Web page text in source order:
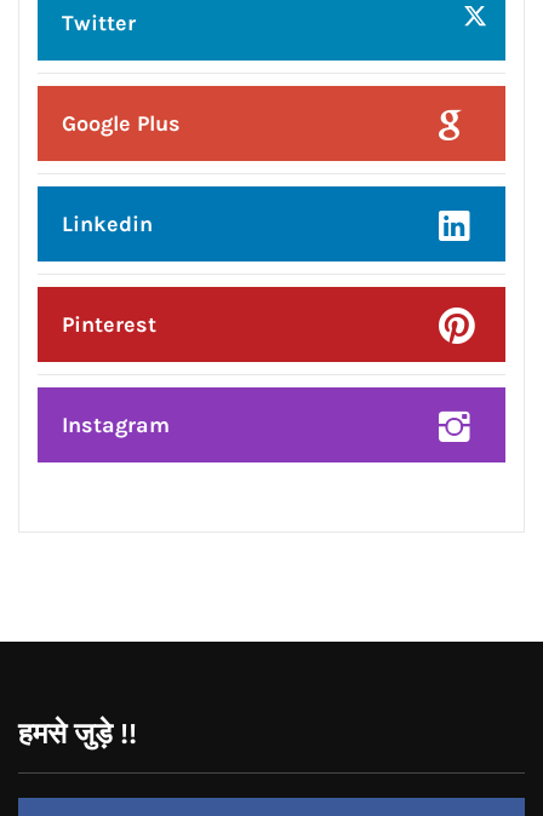
Posted On:6 Aug 2026
ਜਲੰਧਰ ਸੈਂਟਰਲ ਦੀਆਂ ਮਹਿਲਾਵਾਂ ਲਈ ਰੱਖੜੀ
ਦਾ ਤੋਹਫ਼ਾ: ਨਿਤਿਨ ਕੋਹਲੀ ਨੇ ਅਗਲੇ ਛੇ
ਮਹੀਨਿਆਂ ਵਿੱਚ ₹59 ਕਰੋੜ ਦੇ ਵਿਕਾਸ ਕਾਰਜਾਂ
ਦਾ ਕੀਤਾ ਐਲਾਨ